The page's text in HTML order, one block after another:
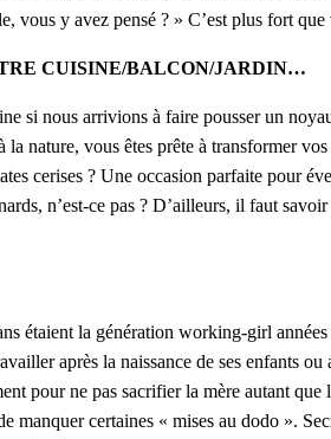
vous y avez pensé ? » C’est plus fort
CUISINE/BALCON/JARDIN…
si nous arrivions à faire pousser un
nature, vous êtes prête à transformer
cerises ? Une occasion parfaite pour
n’est-ce pas ? D’ailleurs, il faut
la génération working-girl années
après la naissance de ses enfants
pour ne pas sacrifier la mère autant
manquer certaines « mises au dodo ».